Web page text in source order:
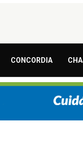
CONCORDIA